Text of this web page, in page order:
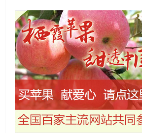
级精英赛顺德
心站欢乐开跑